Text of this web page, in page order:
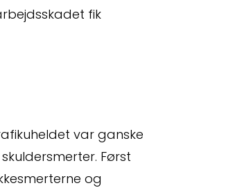
fik
var ganske
Først
og